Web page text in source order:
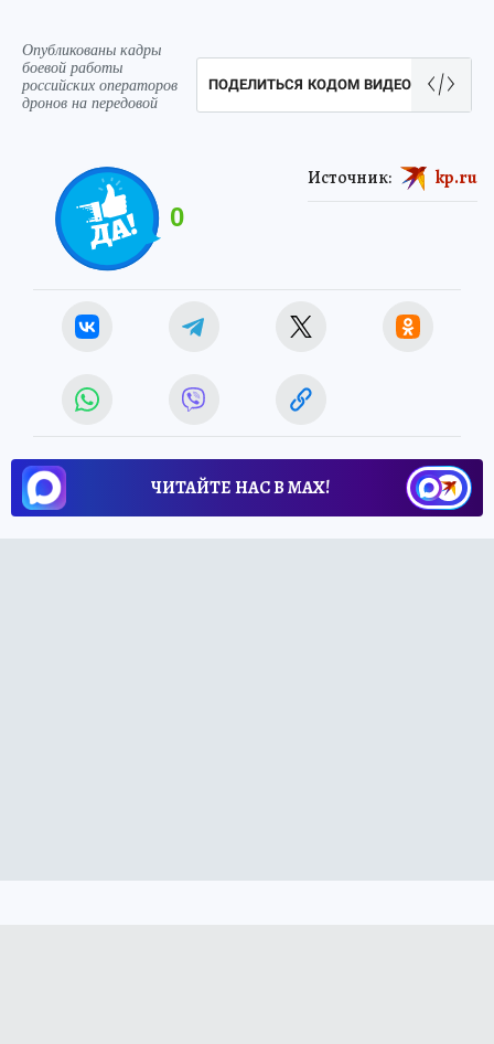
Опубликованы кадры
боевой работы
российских операторов
дронов на передовой
ПОДЕЛИТЬСЯ КОДОМ ВИДЕО
0
Источник: kp.ru
ЧИТАЙТЕ НАС В МАХ!